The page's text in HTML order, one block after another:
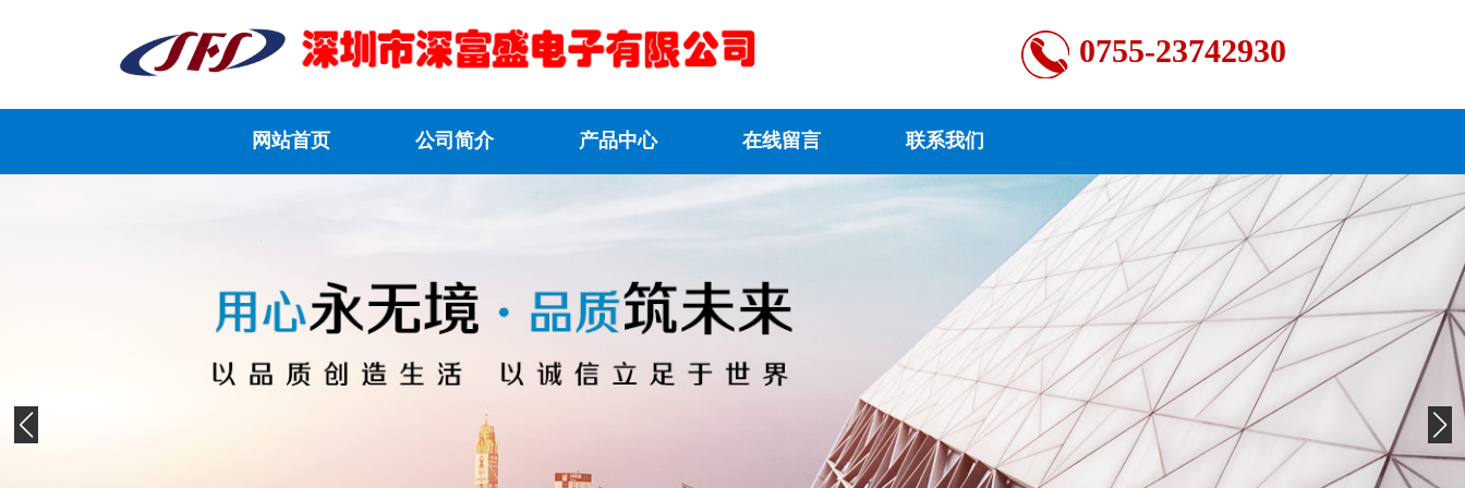
0755-23742930
网站首页 公司简介 产品中心 在线留言 联系我们